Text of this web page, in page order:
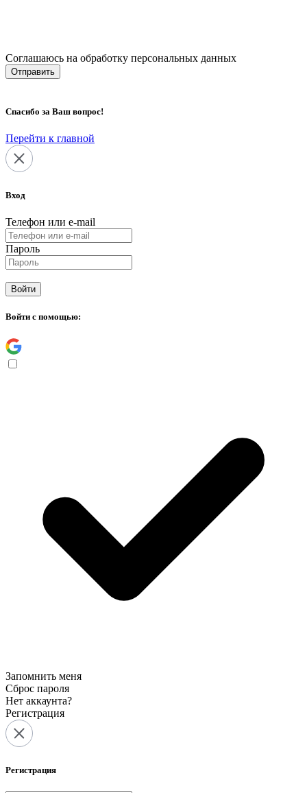
Соглашаюсь на обработку персональных данных
Отправить
Спасибо за Ваш вопрос!
Перейти к главной
Вход
Телефон или e-mail
Пароль
Войти
Войти с помощью:
Запомнить меня
Сброс пароля
Нет аккаунта?
Регистрация
Регистрация